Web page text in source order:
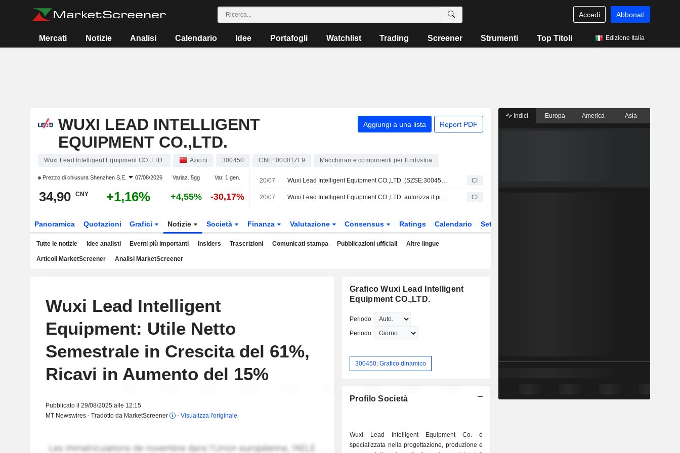
Accedi Abbonati
Mercati Notizie Analisi Calendario Idee Portafogli Watchlist Trading Screener Strumenti Top Titoli Edizione Italia
WUXI LEAD INTELLIGENT
EQUIPMENT CO.,LTD.
Aggiungi a una lista Report PDF
Wuxi Lead Intelligent Equipment CO.,LTD. Azioni 300450 CNE100001ZF9 Macchinari e componenti per l'industria
Prezzo di chiusura Shenzhen S.E. 07/08/2026 Variaz. 5gg Var. 1 gen.
34,90 CNY +1,16% +4,55% -30,17%
20/07 Wuxi Lead Intelligent Equipment CO.,LTD. (SZSE:300450) annuncia un riacquisto di azioni proprie per il 10% del capitale sociale emesso. CI
20/07 Wuxi Lead Intelligent Equipment CO.,LTD. autorizza il piano di riacquisto di azioni proprie CI
Panoramica Quotazioni Grafici Notizie Società Finanza Valutazione Consensus Ratings Calendario Settore
Tutte le notizie Idee analisti Eventi più importanti Insiders Trascrizioni Comunicati stampa Pubblicazioni ufficiali Altre lingue
Articoli MarketScreener Analisi MarketScreener
Wuxi Lead Intelligent
Equipment: Utile Netto
Semestrale in Crescita del 61%,
Ricavi in Aumento del 15%
Pubblicato il 29/08/2025 alle 12:15
MT Newswires - Tradotto da MarketScreener
- Visualizza l'originale
Grafico Wuxi Lead Intelligent
Equipment CO.,LTD.
Periodo
Periodo
300450: Grafico dinamico
Profilo Società
Wuxi Lead Intelligent Equipment Co. è
specializzata nella progettazione, produzione e
Indici Europa America Asia